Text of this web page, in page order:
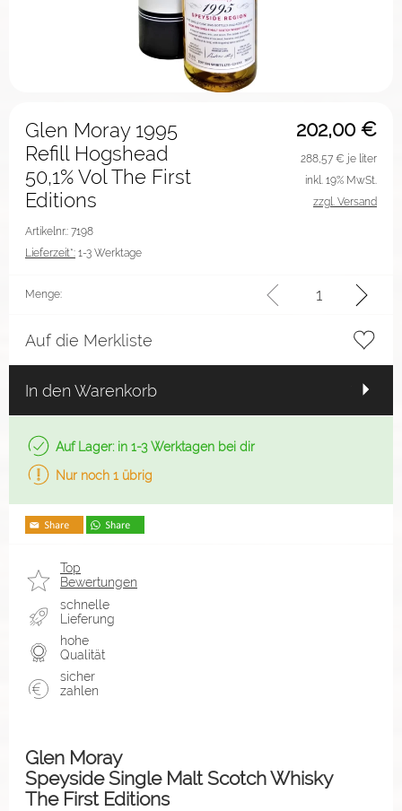
202,00 €
Glen Moray 1995
Refill Hogshead
50,1% Vol The First
Editions
Artikelnr.: 7198
Lieferzeit*: 1-3 Werktage
288,57 € je liter
inkl. 19% MwSt.
zzgl. Versand
Menge:
Auf die Merkliste
In den Warenkorb
Auf Lager: in 1-3 Werktagen bei dir
Nur noch 1 übrig
Top
Bewertungen
schnelle
Lieferung
hohe
Qualität
sicher
zahlen
Glen Moray
Speyside Single Malt Scotch Whisky
The First Editions